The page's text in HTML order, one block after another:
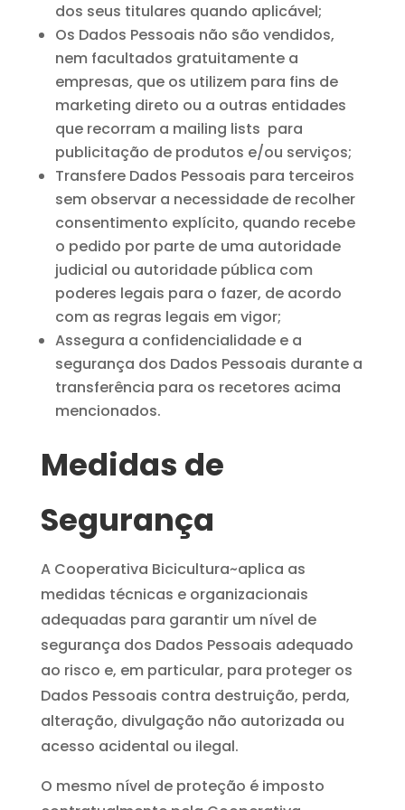
dos seus titulares quando aplicável;
Os Dados Pessoais não são vendidos,
nem facultados gratuitamente a
empresas, que os utilizem para fins de
marketing direto ou a outras entidades
que recorram a mailing lists para
publicitação de produtos e/ou serviços;
Transfere Dados Pessoais para terceiros
sem observar a necessidade de recolher
consentimento explícito, quando recebe
o pedido por parte de uma autoridade
judicial ou autoridade pública com
poderes legais para o fazer, de acordo
com as regras legais em vigor;
Assegura a confidencialidade e a
segurança dos Dados Pessoais durante a
transferência para os recetores acima
mencionados.
Medidas de
Segurança
A Cooperativa Bicicultura~aplica as
medidas técnicas e organizacionais
adequadas para garantir um nível de
segurança dos Dados Pessoais adequado
ao risco e, em particular, para proteger os
Dados Pessoais contra destruição, perda,
alteração, divulgação não autorizada ou
acesso acidental ou ilegal.
O mesmo nível de proteção é imposto